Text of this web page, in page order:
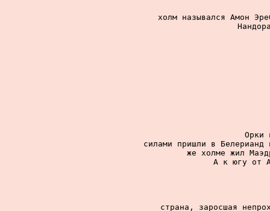
холм назывался Амон
Орки
силами пришли в
же холме жил
А к югу от
страна, заросшая